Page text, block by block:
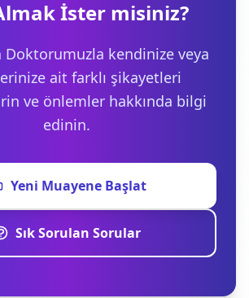
İster misiniz?
Doktorumuzla kendinize veya
ait farklı şikayetleri
ve önlemler hakkında bilgi
edinin.
Yeni Muayene Başlat
Sık Sorulan Sorular